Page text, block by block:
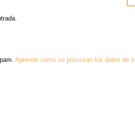
Aprende cómo se procesan los datos de